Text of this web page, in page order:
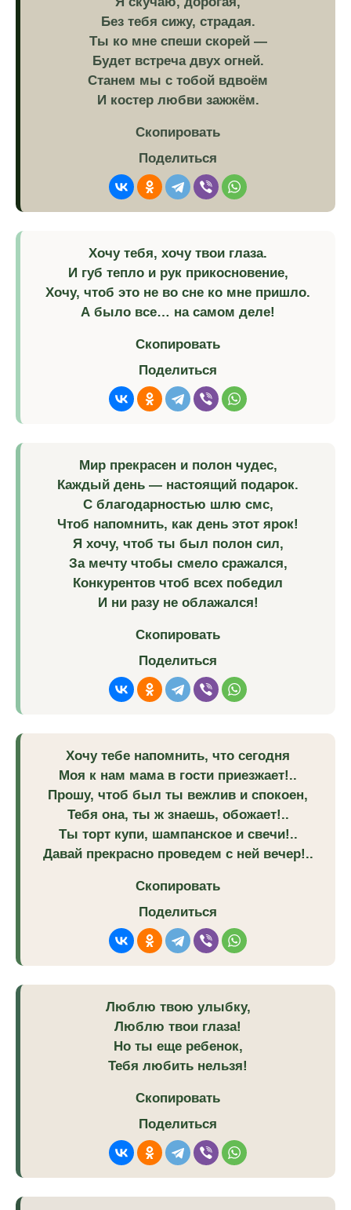
Без тебя сижу, страдая.
Ты ко мне спеши скорей —
Будет встреча двух огней.
Станем мы с тобой вдвоём
И костер любви зажжём.
Скопировать
Поделиться
Хочу тебя, хочу твои глаза.
И губ тепло и рук прикосновение,
Хочу, чтоб это не во сне ко мне пришло.
А было все… на самом деле!
Скопировать
Поделиться
Мир прекрасен и полон чудес,
Каждый день — настоящий подарок.
С благодарностью шлю смс,
Чтоб напомнить, как день этот ярок!
Я хочу, чтоб ты был полон сил,
За мечту чтобы смело сражался,
Конкурентов чтоб всех победил
И ни разу не облажался!
Скопировать
Поделиться
Хочу тебе напомнить, что сегодня
Моя к нам мама в гости приезжает!..
Прошу, чтоб был ты вежлив и спокоен,
Тебя она, ты ж знаешь, обожает!..
Ты торт купи, шампанское и свечи!..
Давай прекрасно проведем с ней вечер!..
Скопировать
Поделиться
Люблю твою улыбку,
Люблю твои глаза!
Но ты еще ребенок,
Тебя любить нельзя!
Скопировать
Поделиться